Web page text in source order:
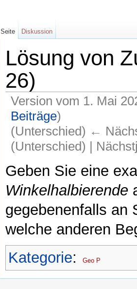
Lösung von
26)
Version vom 1. Mai
Beiträge)
(Unterschied) ←
(Unterschied) |
Geben Sie eine
Winkelhalbierende
gegebenenfalls an
welche anderen
Kategorie: Geo P
Seite Diskussion